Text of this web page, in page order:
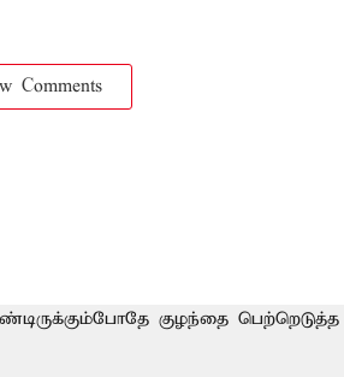
Comments